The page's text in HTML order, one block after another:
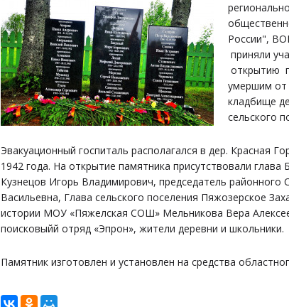
России",
приняли
открытию
умершим от
кладбище
сельского
Эвакуационный госпиталь располагался в дер. Красная
1942 года. На открытие памятника присутствовали глава
Кузнецов Игорь Владимирович, председатель
Васильевна, Глава сельского поселения Пяжозерское
истории МОУ «Пяжелская СОШ» Мельникова Вера
поисковыйй отряд «Эпрон», жители деревни и школьники.
Памятник изготовлен и установлен на средства